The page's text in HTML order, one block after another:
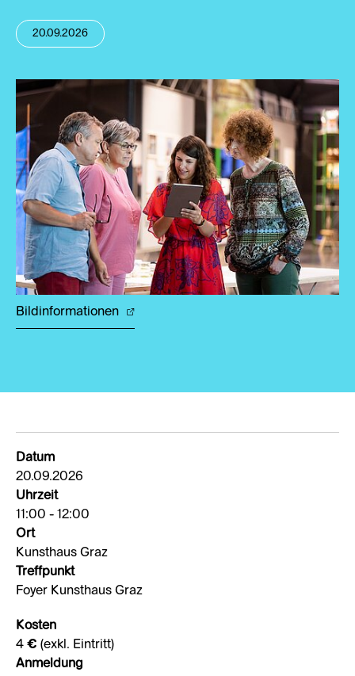
20.09.2026
Bildinformationen
Datum
20.09.2026
Uhrzeit
11:00 - 12:00
Ort
Kunsthaus Graz
Treffpunkt
Foyer Kunsthaus Graz
Kosten
4 € (exkl. Eintritt)
Anmeldung